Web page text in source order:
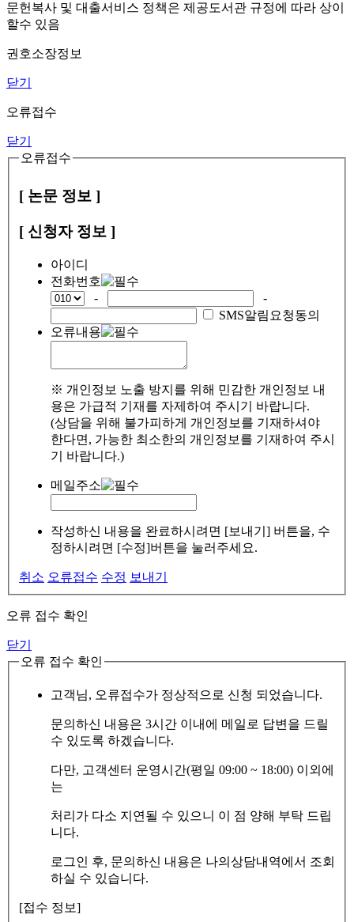
문헌복사 및 대출서비스 정책은 제공도서관 규정에 따라 상이
할수 있음
권호소장정보
닫기
오류접수
닫기
오류접수
[ 논문 정보 ]
[ 신청자 정보 ]
아이디
전화번호
-
-
SMS알림요청동의
오류내용
※ 개인정보 노출 방지를 위해 민감한 개인정보 내
용은 가급적 기재를 자제하여 주시기 바랍니다.
(상담을 위해 불가피하게 개인정보를 기재하셔야
한다면, 가능한 최소한의 개인정보를 기재하여 주시
기 바랍니다.)
메일주소
작성하신 내용을 완료하시려면 [보내기] 버튼을, 수
정하시려면 [수정]버튼을 눌러주세요.
취소 오류접수 수정 보내기
오류 접수 확인
닫기
오류 접수 확인
고객님, 오류접수가 정상적으로 신청 되었습니다.
문의하신 내용은 3시간 이내에 메일로 답변을 드릴
수 있도록 하겠습니다.
다만, 고객센터 운영시간(평일 09:00 ~ 18:00) 이외에
는
처리가 다소 지연될 수 있으니 이 점 양해 부탁 드립
니다.
로그인 후, 문의하신 내용은 나의상담내역에서 조회
하실 수 있습니다.
[접수 정보]